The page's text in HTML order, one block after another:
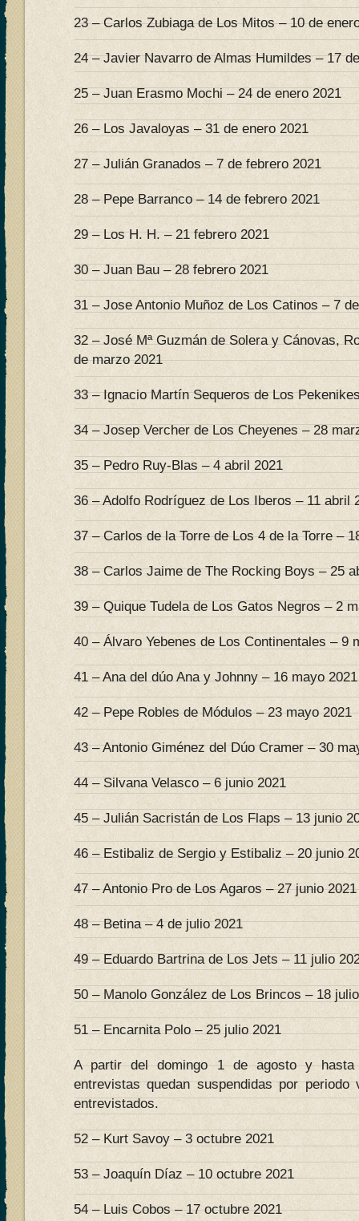
23 – Carlos Zubiaga de Los Mitos – 10 de
24 – Javier Navarro de Almas Humildes – 17
25 – Juan Erasmo Mochi – 24 de enero 2021
26 – Los Javaloyas – 31 de enero 2021
27 – Julián Granados – 7 de febrero 2021
28 – Pepe Barranco – 14 de febrero 2021
29 – Los H. H. – 21 febrero 2021
30 – Juan Bau – 28 febrero 2021
31 – Jose Antonio Muñoz de Los Catinos – 7
32 – José Mª Guzmán de Solera y Cánovas,
de marzo 2021
33 – Ignacio Martín Sequeros de Los
34 – Josep Vercher de Los Cheyenes – 28
35 – Pedro Ruy-Blas – 4 abril 2021
36 – Adolfo Rodríguez de Los Iberos – 11 abril
37 – Carlos de la Torre de Los 4 de la Torre –
38 – Carlos Jaime de The Rocking Boys – 25
39 – Quique Tudela de Los Gatos Negros – 2
40 – Álvaro Yebenes de Los Continentales – 9
41 – Ana del dúo Ana y Johnny – 16 mayo 2021
42 – Pepe Robles de Módulos – 23 mayo 2021
43 – Antonio Giménez del Dúo Cramer – 30
44 – Silvana Velasco – 6 junio 2021
45 – Julián Sacristán de Los Flaps – 13 junio
46 – Estibaliz de Sergio y Estibaliz – 20 junio
47 – Antonio Pro de Los Agaros – 27 junio 2021
48 – Betina – 4 de julio 2021
49 – Eduardo Bartrina de Los Jets – 11 julio
50 – Manolo González de Los Brincos – 18
51 – Encarnita Polo – 25 julio 2021
A partir del domingo 1 de agosto y
entrevistas quedan suspendidas por
entrevistados.
52 – Kurt Savoy – 3 octubre 2021
53 – Joaquín Díaz – 10 octubre 2021
54 – Luis Cobos – 17 octubre 2021